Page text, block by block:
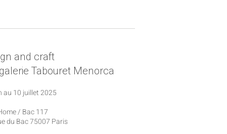
and craft
Tabouret Menorca
au 10 juillet 2025
/ Bac 117
du Bac 75007 Paris